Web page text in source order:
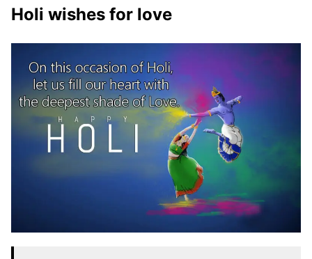
Holi wishes for love